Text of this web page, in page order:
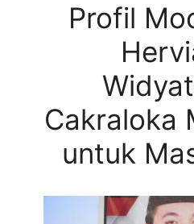
Profil
Cakraloka
untuk